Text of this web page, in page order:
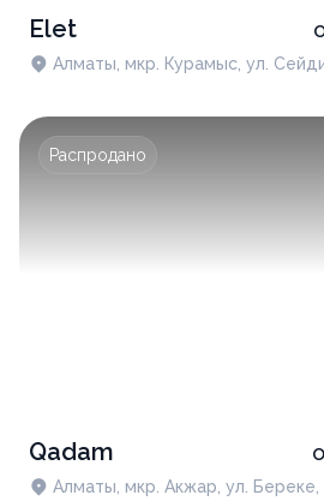
Elet
Алматы, мкр. Курамыс, ул.
Распродано
Qadam
Алматы, мкр. Акжар, ул. Береке,